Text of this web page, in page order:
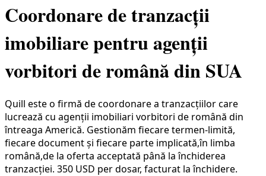
Coordonare de tranzacții
imobiliare pentru agenții
vorbitori de română din SUA
Quill este o firmă de coordonare a tranzacțiilor care
lucrează cu agenții imobiliari vorbitori de română din
întreaga Americă. Gestionăm fiecare termen-limită,
fiecare document și fiecare parte implicată,în limba
română,de la oferta acceptată până la închiderea
tranzacției. 350 USD per dosar, facturat la închidere.